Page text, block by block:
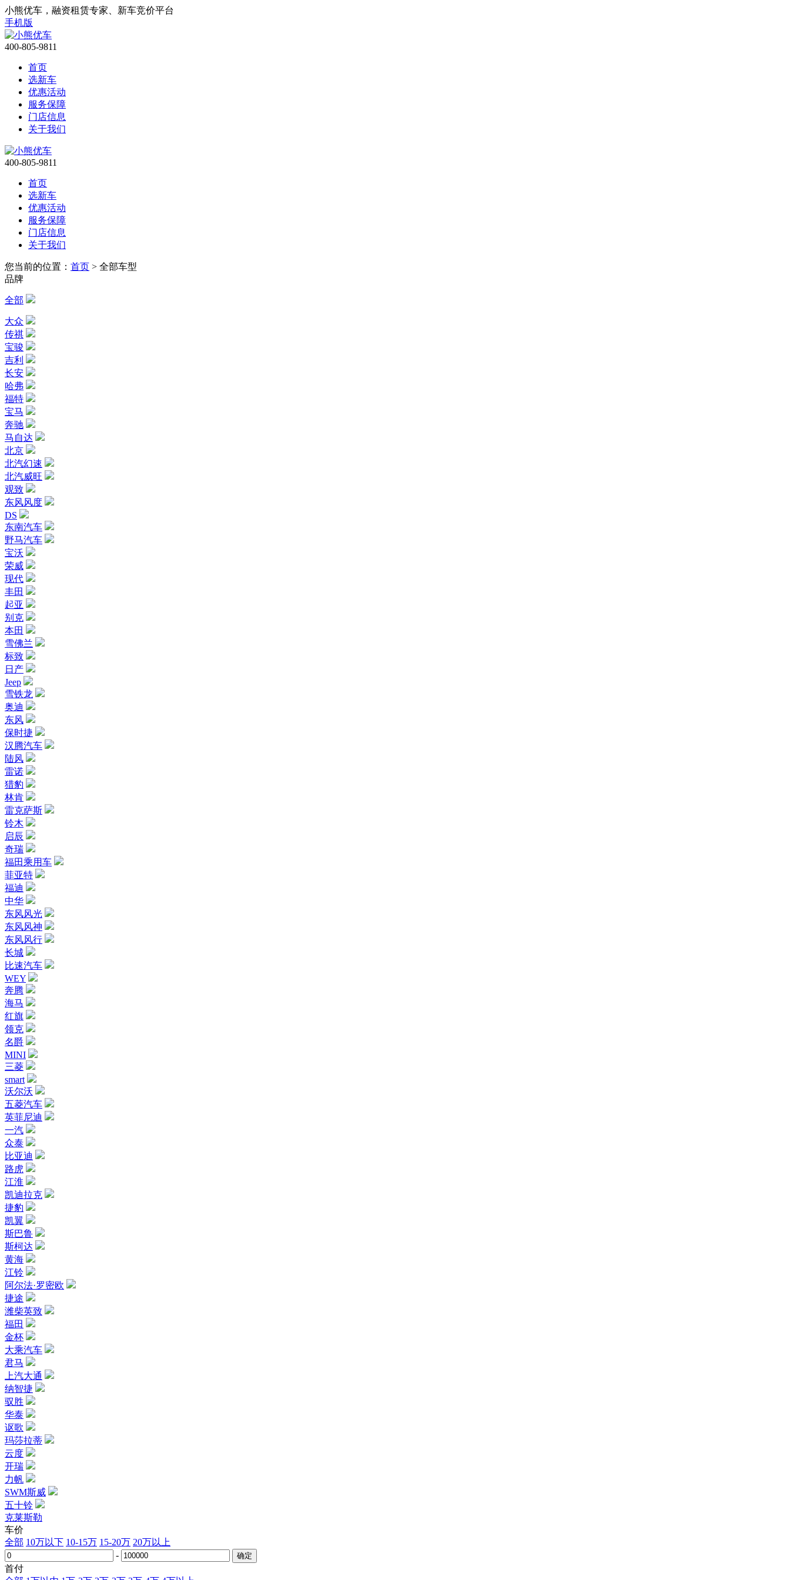
小熊优车，融资租赁专家、新车竞价平台
手机版
400-805-9811
首页
选新车
优惠活动
服务保障
门店信息
关于我们
400-805-9811
首页
选新车
优惠活动
服务保障
门店信息
关于我们
您当前的位置： 首页 > 全部车型
品牌
全部
大众
传祺
宝骏
吉利
长安
哈弗
福特
宝马
奔驰
马自达
北京
北汽幻速
北汽威旺
观致
东风风度
DS
东南汽车
野马汽车
宝沃
荣威
现代
丰田
起亚
别克
本田
雪佛兰
标致
日产
Jeep
雪铁龙
奥迪
东风
保时捷
汉腾汽车
陆风
雷诺
猎豹
林肯
雷克萨斯
铃木
启辰
奇瑞
福田乘用车
菲亚特
福迪
中华
东风风光
东风风神
东风风行
长城
比速汽车
WEY
奔腾
海马
红旗
领克
名爵
MINI
三菱
smart
沃尔沃
五菱汽车
英菲尼迪
一汽
众泰
比亚迪
路虎
江淮
凯迪拉克
捷豹
凯翼
斯巴鲁
斯柯达
黄海
江铃
阿尔法·罗密欧
捷途
潍柴英致
福田
金杯
大乘汽车
君马
上汽大通
纳智捷
驭胜
华泰
讴歌
玛莎拉蒂
云度
开瑞
力帆
SWM斯威
五十铃
克莱斯勒
车价
全部 10万以下 10-15万 15-20万 20万以上
-
首付